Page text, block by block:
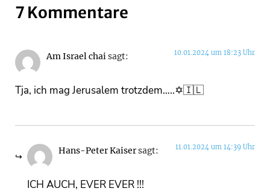
7 Kommentare
Am Israel chaisagt: 10.01.2024 um 18:23 Uhr
Tja, ich mag Jerusalem trotzdem…..✡🇮🇱
Hans-Peter Kaisersagt: 11.01.2024 um 14:39 Uhr
ICH AUCH, EVER EVER !!!